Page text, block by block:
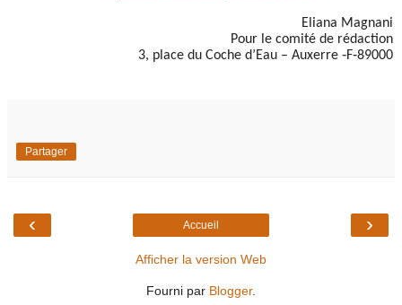
Eliana Magnani
Pour le comité de rédaction
3, place du Coche d’Eau – Auxerre ‐F‐89000
Partager
‹ ›
Accueil
Afficher la version Web
Fourni par Blogger.